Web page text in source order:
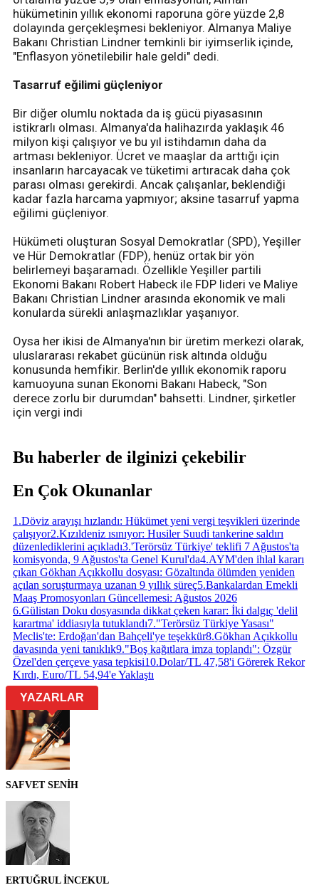
hükümetinin yıllık ekonomi raporuna göre yüzde 2,8
dolayında gerçekleşmesi bekleniyor. Almanya Maliye
Bakanı Christian Lindner temkinli bir iyimserlik içinde,
"Enflasyon yönetilebilir hale geldi" dedi.
Tasarruf eğilimi güçleniyor
Bir diğer olumlu noktada da iş gücü piyasasının
istikrarlı olması. Almanya'da halihazırda yaklaşık 46
milyon kişi çalışıyor ve bu yıl istihdamın daha da
artması bekleniyor. Ücret ve maaşlar da arttığı için
insanların harcayacak ve tüketimi artıracak daha çok
parası olması gerekirdi. Ancak çalışanlar, beklendiği
kadar fazla harcama yapmıyor; aksine tasarruf yapma
eğilimi güçleniyor.
Hükümeti oluşturan Sosyal Demokratlar (SPD), Yeşiller
ve Hür Demokratlar (FDP), henüz ortak bir yön
belirlemeyi başaramadı. Özellikle Yeşiller partili
Ekonomi Bakanı Robert Habeck ile FDP lideri ve Maliye
Bakanı Christian Lindner arasında ekonomik ve mali
konularda sürekli anlaşmazlıklar yaşanıyor.
Oysa her ikisi de Almanya'nın bir üretim merkezi olarak,
uluslararası rekabet gücünün risk altında olduğu
konusunda hemfikir. Berlin'de yıllık ekonomik raporu
kamuoyuna sunan Ekonomi Bakanı Habeck, "Son
derece zorlu bir durumdan" bahsetti. Lindner, şirketler
için vergi indi
Bu haberler de ilginizi çekebilir
En Çok Okunanlar
1 .Döviz arayışı hızlandı: Hükümet yeni vergi teşvikleri üzerinde
çalışıyor2.Kızıldeniz ısınıyor: Husiler Suudi tankerine saldırı
düzenlediklerini açıkladı3.'Terörsüz Türkiye' teklifi 7 Ağustos'ta
komisyonda, 9 Ağustos'ta Genel Kurul'da4.AYM'den ihlal kararı
çıkan Gökhan Açıkkollu dosyası: Gözaltında ölümden yeniden
açılan soruşturmaya uzanan 9 yıllık süreç5.Bankalardan Emekli
Maaş Promosyonları Güncellemesi: Ağustos 2026
6.Gülistan Doku dosyasında dikkat çeken karar: İki dalgıç 'delil
karartma' iddiasıyla tutuklandı7."Terörsüz Türkiye Yasası"
Meclis'te: Erdoğan'dan Bahçeli'ye teşekkür8.Gökhan Açıkkollu
davasında yeni tanıklık9."Boş kağıtlara imza toplandı": Özgür
Özel'den çerçeve yasa tepkisi10.Dolar/TL 47,58'i Görerek Rekor
Kırdı, Euro/TL 54,94'e Yaklaştı
YAZARLAR
SAFVET SENİH
ERTUĞRUL İNCEKUL